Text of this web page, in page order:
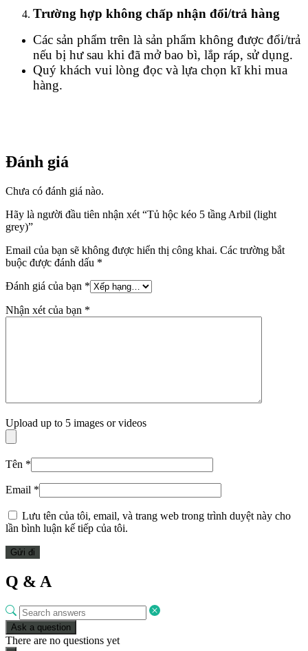
Trường hợp không chấp nhận đổi/trả hàng
Các sản phẩm trên là sản phẩm không được đổi/trả
nếu bị hư sau khi đã mở bao bì, lắp ráp, sử dụng.
Quý khách vui lòng đọc và lựa chọn kĩ khi mua
hàng.
Đánh giá
Chưa có đánh giá nào.
Hãy là người đầu tiên nhận xét “Tủ hộc kéo 5 tầng Arbil (light
grey)”
Email của bạn sẽ không được hiển thị công khai. Các trường bắt
buộc được đánh dấu *
Đánh giá của bạn *
Nhận xét của bạn *
Upload up to 5 images or videos
Tên *
Email *
Lưu tên của tôi, email, và trang web trong trình duyệt này cho
lần bình luận kế tiếp của tôi.
Q & A
Ask a question
There are no questions yet